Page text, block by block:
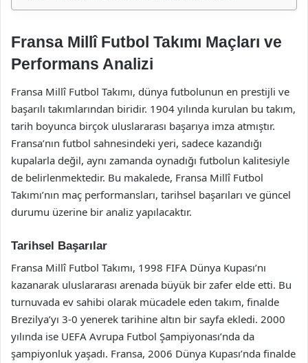
Fransa Millî Futbol Takımı Maçları ve
Performans Analizi
Fransa Millî Futbol Takımı, dünya futbolunun en prestijli ve
başarılı takımlarından biridir. 1904 yılında kurulan bu takım,
tarih boyunca birçok uluslararası başarıya imza atmıştır.
Fransa’nın futbol sahnesindeki yeri, sadece kazandığı
kupalarla değil, aynı zamanda oynadığı futbolun kalitesiyle
de belirlenmektedir. Bu makalede, Fransa Millî Futbol
Takımı’nın maç performansları, tarihsel başarıları ve güncel
durumu üzerine bir analiz yapılacaktır.
Tarihsel Başarılar
Fransa Millî Futbol Takımı, 1998 FIFA Dünya Kupası’nı
kazanarak uluslararası arenada büyük bir zafer elde etti. Bu
turnuvada ev sahibi olarak mücadele eden takım, finalde
Brezilya’yı 3-0 yenerek tarihine altın bir sayfa ekledi. 2000
yılında ise UEFA Avrupa Futbol Şampiyonası’nda da
şampiyonluk yaşadı. Fransa, 2006 Dünya Kupası’nda finalde